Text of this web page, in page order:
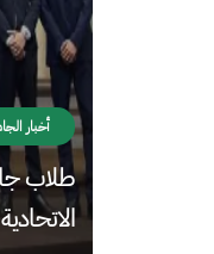
أخبار
طلاب
الاتحادية